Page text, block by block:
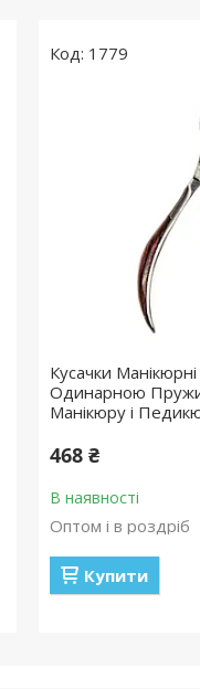
1779
Кусачки
Одинарною
Манікюру і
468 ₴
В наявності
Оптом і в роздріб
Купити